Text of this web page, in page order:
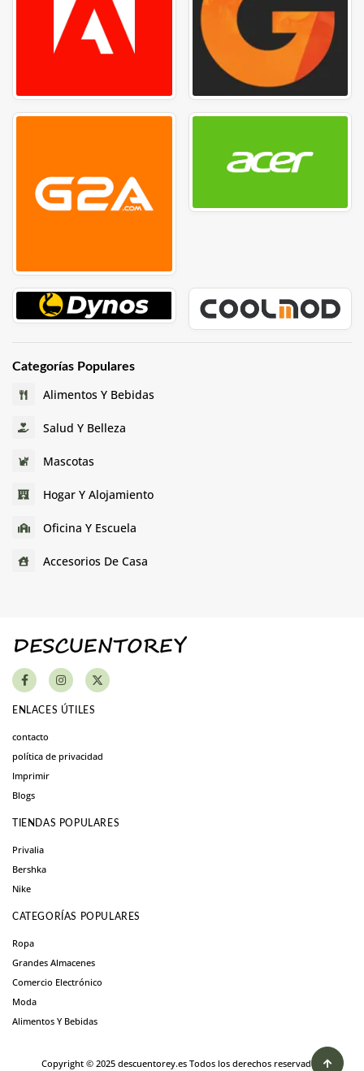
Categorías Populares
Alimentos Y Bebidas
Salud Y Belleza
Mascotas
Hogar Y Alojamiento
Oficina Y Escuela
Accesorios De Casa
ENLACES ÚTILES
contacto
política de privacidad
Imprimir
Blogs
TIENDAS POPULARES
Privalia
Bershka
Nike
CATEGORÍAS POPULARES
Ropa
Grandes Almacenes
Comercio Electrónico
Moda
Alimentos Y Bebidas
Copyright © 2025 descuentorey.es Todos los derechos reservados.